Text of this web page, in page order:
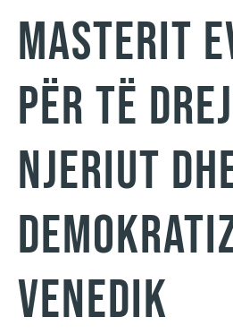
Masterit
për të
Njeriut
Venedik